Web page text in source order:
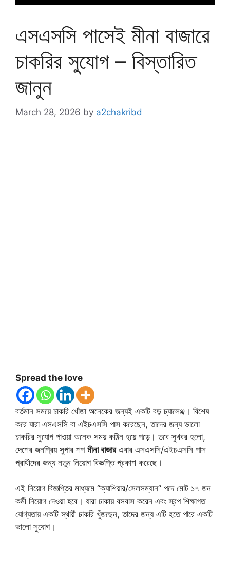
এসএসসি পাসেই মীনা বাজারে
চাকরির সুযোগ – বিস্তারিত
জানুন
March 28, 2026 by a2chakribd
Spread the love
বর্তমান সময়ে চাকরি খোঁজা অনেকের জন্যই একটি বড় চ্যালেঞ্জ। বিশেষ
করে যারা এসএসসি বা এইচএসসি পাস করেছেন, তাদের জন্য ভালো
চাকরির সুযোগ পাওয়া অনেক সময় কঠিন হয়ে পড়ে। তবে সুখবর হলো,
দেশের জনপ্রিয় সুপার শপ মীনা বাজারএবার এসএসসি/এইচএসসি পাস
প্রার্থীদের জন্য নতুন নিয়োগ বিজ্ঞপ্তি প্রকাশ করেছে।
এই নিয়োগ বিজ্ঞপ্তির মাধ্যমে “ক্যাশিয়ার/সেলসম্যান” পদে মোট ১৭ জন
কর্মী নিয়োগ দেওয়া হবে। যারা ঢাকায় বসবাস করেন এবং স্বল্প শিক্ষাগত
যোগ্যতায় একটি স্থায়ী চাকরি খুঁজছেন, তাদের জন্য এটি হতে পারে একটি
ভালো সুযোগ।